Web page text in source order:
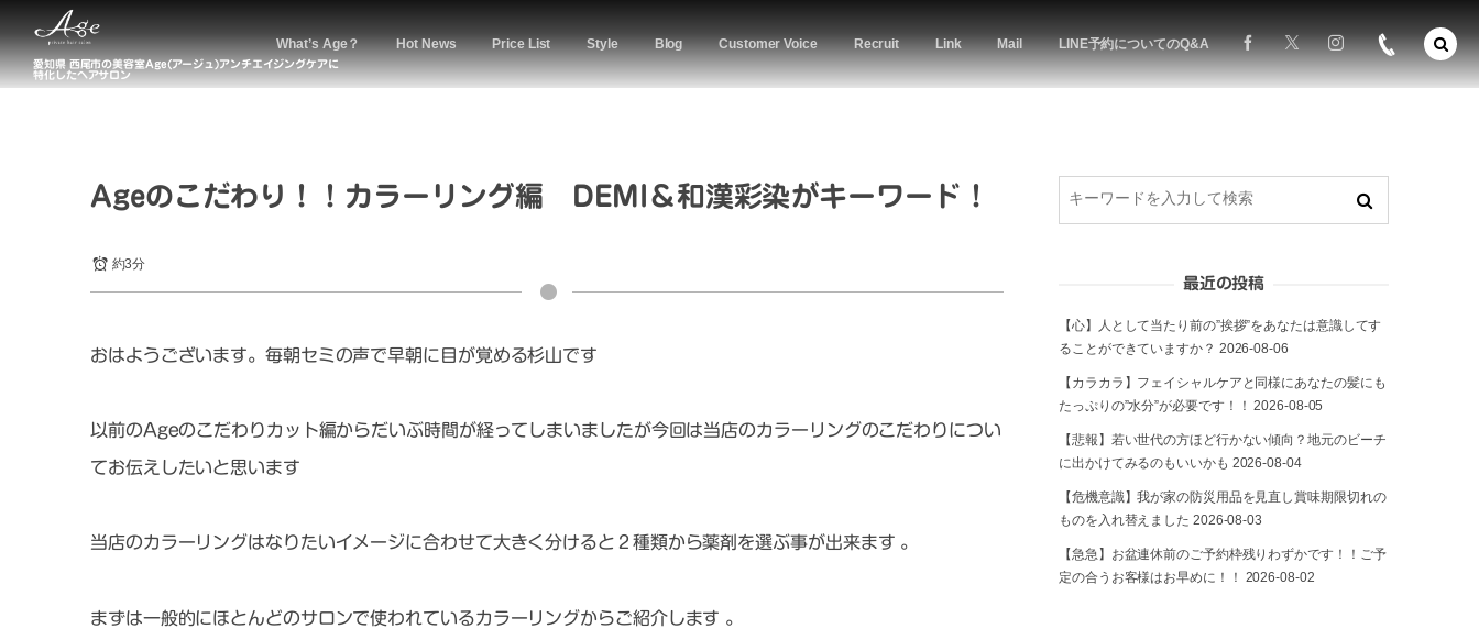
愛知県 西尾市の美容室Age(アージュ)アンチエイジングケアに
特化したヘアサロン
What’s Age？ Hot News Price List Style Blog Customer Voice Recruit Link Mail LINE予約についてのQ&A
Ageのこだわり！！カラーリング編 DEMI＆和漢彩染がキーワード！
約3分
おはようございます。毎朝セミの声で早朝に目が覚める杉山です
以前のAgeのこだわりカット編からだいぶ時間が経ってしまいましたが今回は当店のカラーリングのこだわりについ
てお伝えしたいと思います
当店のカラーリングはなりたいイメージに合わせて大きく分けると２種類から薬剤を選ぶ事が出来ます 。
まずは一般的にほとんどのサロンで使われているカラーリングからご紹介します 。
最近の投稿
【心】人として当たり前の”挨拶”をあなたは意識してす
ることができていますか？ 2026-08-06
【カラカラ】フェイシャルケアと同様にあなたの髪にも
たっぷりの”水分”が必要です！！ 2026-08-05
【悲報】若い世代の方ほど行かない傾向？地元のビーチ
に出かけてみるのもいいかも 2026-08-04
【危機意識】我が家の防災用品を見直し賞味期限切れの
ものを入れ替えました 2026-08-03
【急急】お盆連休前のご予約枠残りわずかです！！ご予
定の合うお客様はお早めに！！ 2026-08-02